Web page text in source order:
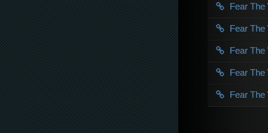
Fear
Fear
Fear
Fear
Fear